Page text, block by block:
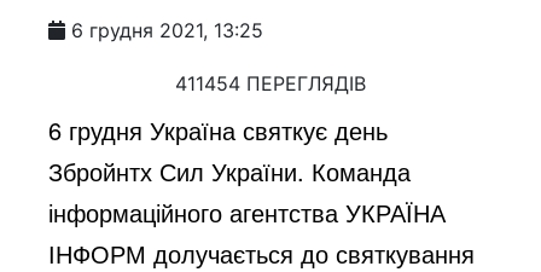
6 грудня 2021, 13:25
411454 ПЕРЕГЛЯДІВ
6 грудня Україна святкує день
Збройнтх Сил України. Команда
інформаційного агентства УКРАЇНА
ІНФОРМ долучається до святкування